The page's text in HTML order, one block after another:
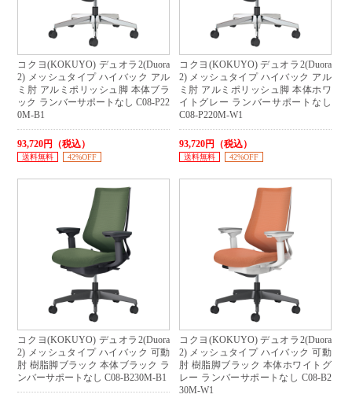
コクヨ(KOKUYO) デュオラ2(Duora
2) メッシュタイプ ハイバック アル
ミ肘 アルミポリッシュ脚 本体ブラ
ック ランバーサポートなし C08-P22
0M-B1
93,720円（税込）
送料無料 42%OFF
コクヨ(KOKUYO) デュオラ2(Duora
2) メッシュタイプ ハイバック アル
ミ肘 アルミポリッシュ脚 本体ホワ
イトグレー ランバーサポートなし
C08-P220M-W1
93,720円（税込）
送料無料 42%OFF
コクヨ(KOKUYO) デュオラ2(Duora
2) メッシュタイプ ハイバック 可動
肘 樹脂脚ブラック 本体ブラック ラ
ンバーサポートなし C08-B230M-B1
コクヨ(KOKUYO) デュオラ2(Duora
2) メッシュタイプ ハイバック 可動
肘 樹脂脚ブラック 本体ホワイトグ
レー ランバーサポートなし C08-B2
30M-W1